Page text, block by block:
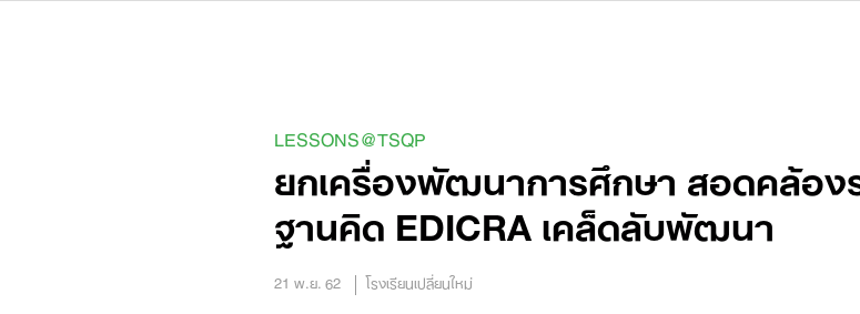
LESSONS@TSQP
ยกเครื่องพัฒนาการศึกษา สอดคล้อง
ฐานคิด EDICRA เคล็ดลับพัฒนา
21 พ.ย. 62 โรงเรียนเปลี่ยนใหม่